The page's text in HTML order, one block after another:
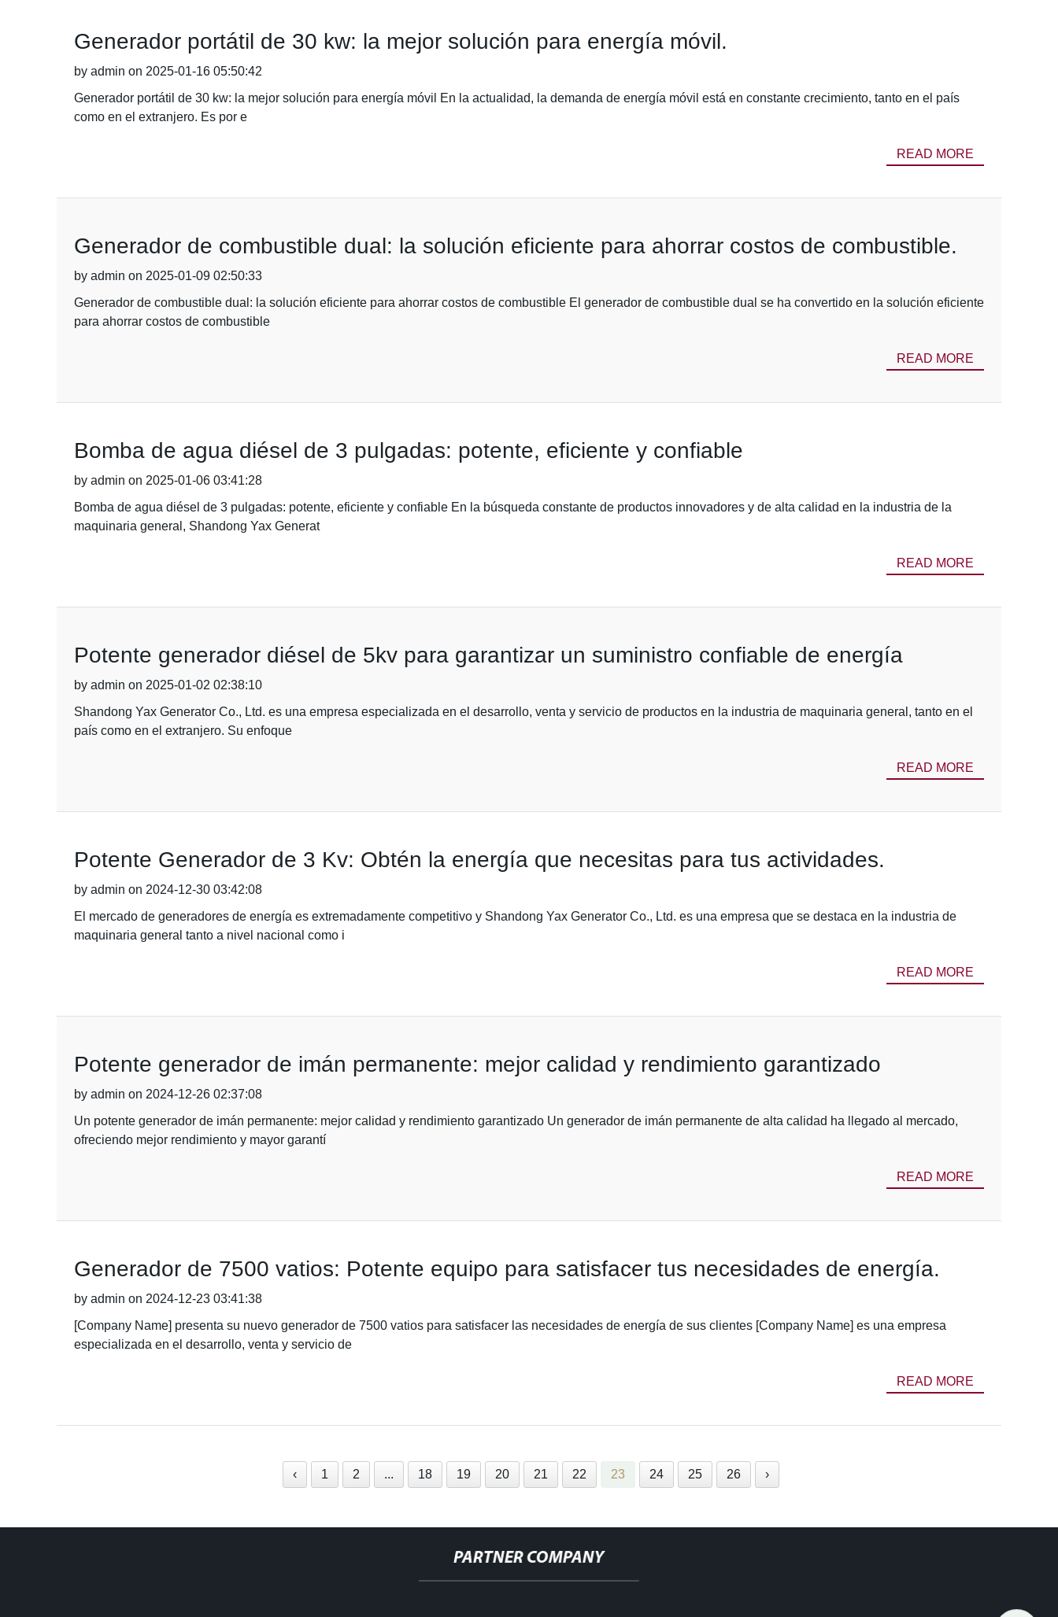
Generador portátil de 30 kw: la mejor solución para energía móvil.
by admin on 2025-01-16 05:50:42
Generador portátil de 30 kw: la mejor solución para energía móvil En la actualidad, la demanda de energía móvil está en constante crecimiento, tanto en el país
como en el extranjero. Es por e
READ MORE
Generador de combustible dual: la solución eficiente para ahorrar costos de combustible.
by admin on 2025-01-09 02:50:33
Generador de combustible dual: la solución eficiente para ahorrar costos de combustible El generador de combustible dual se ha convertido en la solución eficiente
para ahorrar costos de combustible
READ MORE
Bomba de agua diésel de 3 pulgadas: potente, eficiente y confiable
by admin on 2025-01-06 03:41:28
Bomba de agua diésel de 3 pulgadas: potente, eficiente y confiable En la búsqueda constante de productos innovadores y de alta calidad en la industria de la
maquinaria general, Shandong Yax Generat
READ MORE
Potente generador diésel de 5kv para garantizar un suministro confiable de energía
by admin on 2025-01-02 02:38:10
Shandong Yax Generator Co., Ltd. es una empresa especializada en el desarrollo, venta y servicio de productos en la industria de maquinaria general, tanto en el
país como en el extranjero. Su enfoque
READ MORE
Potente Generador de 3 Kv: Obtén la energía que necesitas para tus actividades.
by admin on 2024-12-30 03:42:08
El mercado de generadores de energía es extremadamente competitivo y Shandong Yax Generator Co., Ltd. es una empresa que se destaca en la industria de
maquinaria general tanto a nivel nacional como i
READ MORE
Potente generador de imán permanente: mejor calidad y rendimiento garantizado
by admin on 2024-12-26 02:37:08
Un potente generador de imán permanente: mejor calidad y rendimiento garantizado Un generador de imán permanente de alta calidad ha llegado al mercado,
ofreciendo mejor rendimiento y mayor garantí
READ MORE
Generador de 7500 vatios: Potente equipo para satisfacer tus necesidades de energía.
by admin on 2024-12-23 03:41:38
[Company Name] presenta su nuevo generador de 7500 vatios para satisfacer las necesidades de energía de sus clientes [Company Name] es una empresa
especializada en el desarrollo, venta y servicio de
READ MORE
‹ 1 2 ... 18 19 20 21 22 23 24 25 26 ›
PARTNER COMPANY